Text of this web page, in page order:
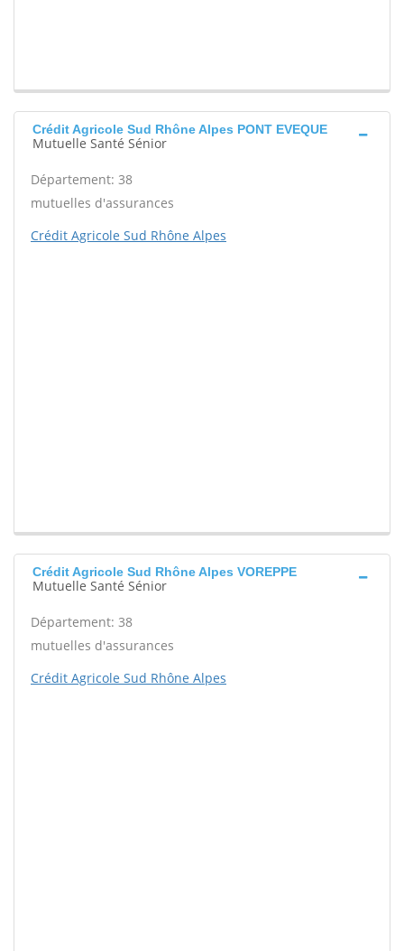
Crédit Agricole Sud Rhône Alpes PONT EVEQUE
Mutuelle Santé Sénior
Département: 38
mutuelles d'assurances
Crédit Agricole Sud Rhône Alpes
Crédit Agricole Sud Rhône Alpes VOREPPE
Mutuelle Santé Sénior
Département: 38
mutuelles d'assurances
Crédit Agricole Sud Rhône Alpes